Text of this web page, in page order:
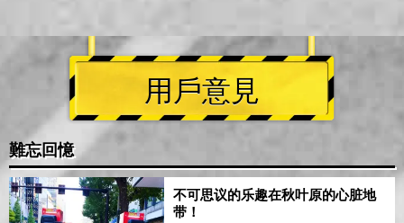
用戶意見
難忘回憶
不可思议的乐趣在秋叶原的心脏地
带！